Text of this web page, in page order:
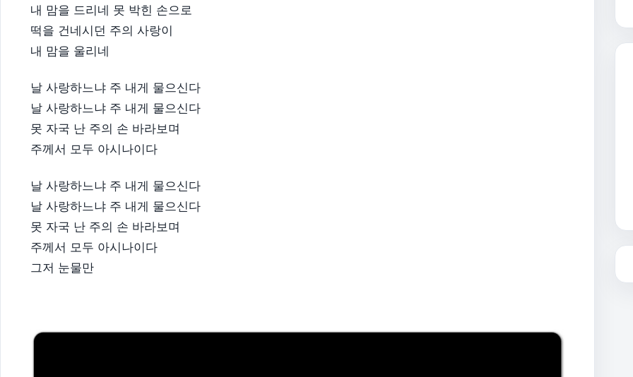
내 맘을 드리네 못 박힌 손으로
떡을 건네시던 주의 사랑이
내 맘을 울리네
날 사랑하느냐 주 내게 물으신다
날 사랑하느냐 주 내게 물으신다
못 자국 난 주의 손 바라보며
주께서 모두 아시나이다
날 사랑하느냐 주 내게 물으신다
날 사랑하느냐 주 내게 물으신다
못 자국 난 주의 손 바라보며
주께서 모두 아시나이다
그저 눈물만